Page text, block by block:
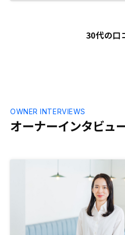
30代の口
オーナーインタビュ
OWNER INTERVIEWS